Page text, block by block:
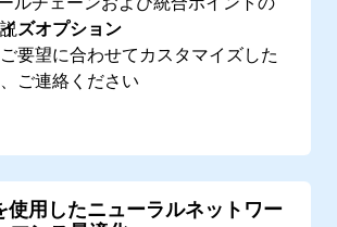
ズオプション
要望に合わせてカスタマイズした
ご連絡ください
使用したニューラルネットワー